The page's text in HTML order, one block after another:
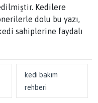
Kedilere
dolu bu yazı,
sahiplerine faydalı
kedi bakım
rehberi